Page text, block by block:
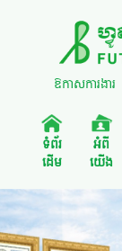
ឱកាសការងារ
ទំព័រ
ដើម
អំពី
យើង